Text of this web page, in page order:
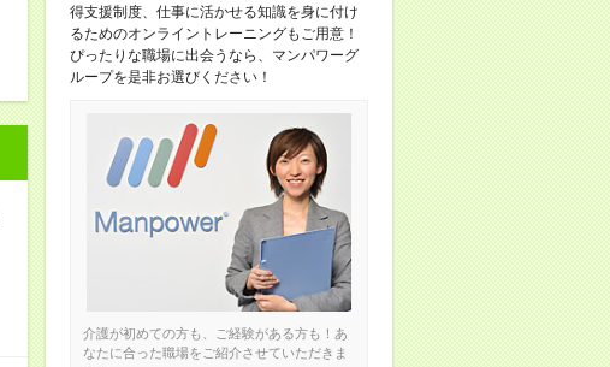
得支援制度、仕事に活かせる知識を身に付け
るためのオンライントレーニングもご用意！
ぴったりな職場に出会うなら、マンパワーグ
ループを是非お選びください！
介護が初めての方も、ご経験がある方も！あ
なたに合った職場をご紹介させていただきま